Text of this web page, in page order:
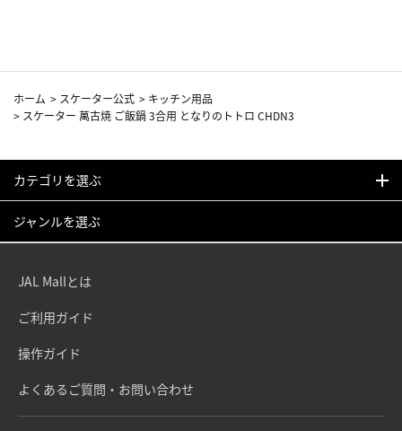
ホーム > スケーター公式 > キッチン用品
> スケーター 萬古焼 ご飯鍋 3合用 となりのトトロ CHDN3
カテゴリを選ぶ
ジャンルを選ぶ
JAL Mallとは
ご利用ガイド
操作ガイド
よくあるご質問・お問い合わせ